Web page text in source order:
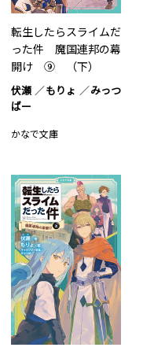
転生したらスライムだ
った件 魔国連邦の幕
開け ⑨ （下）
伏瀬 もりょ
みっつ
ばー
かなで文庫